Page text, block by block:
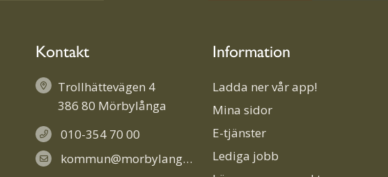
Kontakt
Trollhättevägen 4
386 80 Mörbylånga
010-354 70 00
kommun@morbylanga.se
Information
Ladda ner vår app!
Mina sidor
E-tjänster
Lediga jobb